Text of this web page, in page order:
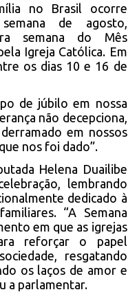
no Brasil ocorre
de agosto,
semana do Mês
Igreja Católica. Em
os dias 10 e 16 de
de júbilo em nossa
não decepciona,
em nossos
nos foi dado”.
Helena Duailibe
lembrando
dedicado à
“A Semana
em que as igrejas
reforçar o papel
resgatando
os laços de amor e
a parlamentar.